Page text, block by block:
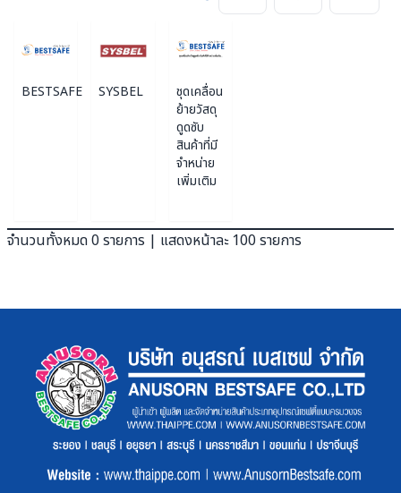
BESTSAFE SYSBEL
ชุดเคลื่อน
ย้ายวัสดุ
ดูดซับ
สินค้าที่มี
จำหน่าย
เพิ่มเติม
จำนวนทั้งหมด 0 รายการ | แสดงหน้าละ 100 รายการ